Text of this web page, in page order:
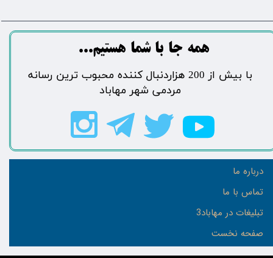
درباره ما
تماس با ما
تبلیغات در مهاباد3
صفحه نخست
​​​همه جا با شما هستیم...​​​​​​​​​​​​​​
​با بیش از 200 هزاردنبال کننده محبوب ترین رسانه
مردمی شهر مهاباد​​​​​​​​​​​​​​